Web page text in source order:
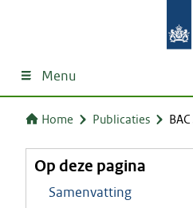
Menu
Home Publicaties
Op deze pagina
Samenvatting